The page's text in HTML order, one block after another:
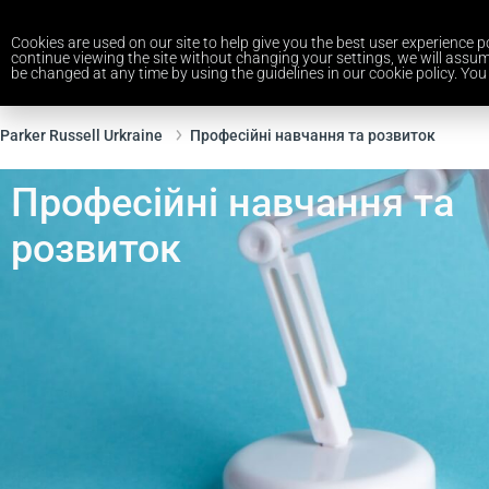
Parker Russell Urkraine Професійні навчання та розвиток
Професійні навчання та
розвиток
Cookies are used on our site to help give you the best user
continue viewing the site without changing your settings, we will
be changed at any time by using the guidelines in our cookie policy.